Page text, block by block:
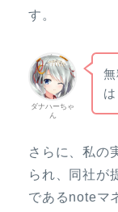
す。
ダナハーちゃ
ん
さらに、私の
られ、同社が
であるnoteマ